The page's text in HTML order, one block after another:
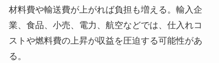
材料費や輸送費が上がれば負担も増える。輸入企
業、食品、小売、電力、航空などでは、仕入れコ
ストや燃料費の上昇が収益を圧迫する可能性があ
る。